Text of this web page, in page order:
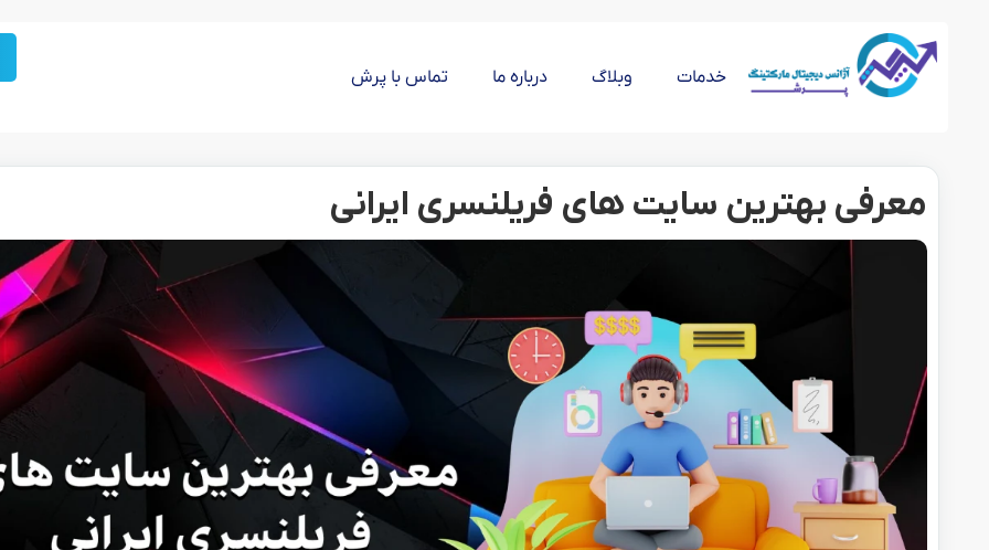
خدمات وبلاگ درباره ما تماس با پرش
معرفی بهترین سایت های فریلنسری ایرانی